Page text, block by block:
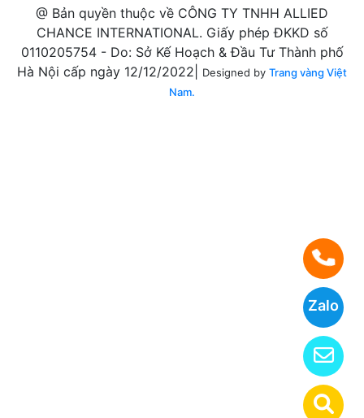
Zalo
@ Bản quyền thuộc về CÔNG TY TNHH ALLIED
CHANCE INTERNATIONAL. Giấy phép ĐKKD số
0110205754 - Do: Sở Kế Hoạch & Đầu Tư Thành phố
Hà Nội cấp ngày 12/12/2022|
Designed by Trang vàng Việt
Nam.